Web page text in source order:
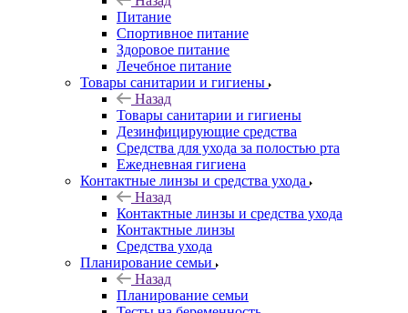
Питание
Спортивное питание
Здоровое питание
Лечебное питание
Товары санитарии и гигиены
Назад
Товары санитарии и гигиены
Дезинфицирующие средства
Средства для ухода за полостью рта
Ежедневная гигиена
Контактные линзы и средства ухода
Назад
Контактные линзы и средства ухода
Контактные линзы
Средства ухода
Планирование семьи
Назад
Планирование семьи